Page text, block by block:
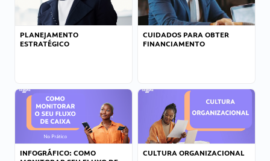
PLANEJAMENTO
ESTRATÉGICO
CUIDADOS PARA OBTER
FINANCIAMENTO
INFOGRÁFICO: COMO
CULTURA ORGANIZACIONAL